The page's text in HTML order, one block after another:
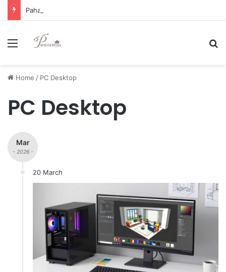
Menu
Home / PC Desktop
PC Desktop
Mar
- 2026 -
20 March